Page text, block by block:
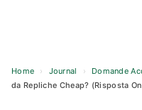
Home › Journal › Domande
da Repliche Cheap? (Risposta